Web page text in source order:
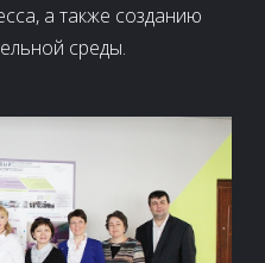
а также созданию
среды.